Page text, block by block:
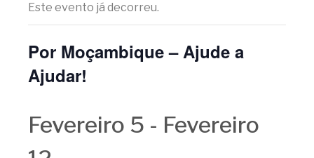
Este evento já decorreu.
Por Moçambique – Ajude a
Ajudar!
Fevereiro 5 - Fevereiro